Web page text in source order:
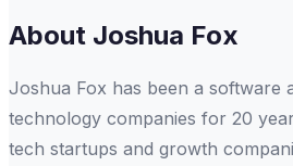
About Joshua Fox
Joshua Fox has been a software
technology companies for 20
tech startups and growth